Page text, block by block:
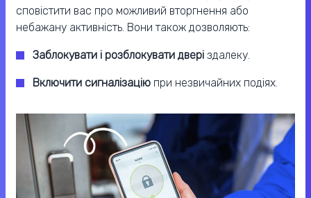
сповістити вас про можливий вторгнення або
небажану активність. Вони також дозволяють:
Заблокувати і розблокувати двері здалеку.
Включити сигналізацію при незвичайних подіях.